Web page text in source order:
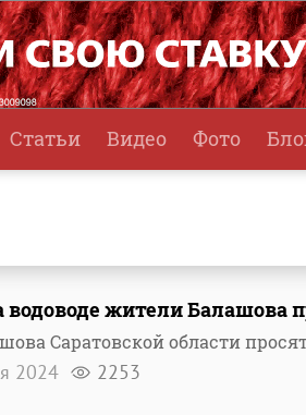
Статьи Видео Фото
водоводе жители Балашова
Саратовской области
2024 2253